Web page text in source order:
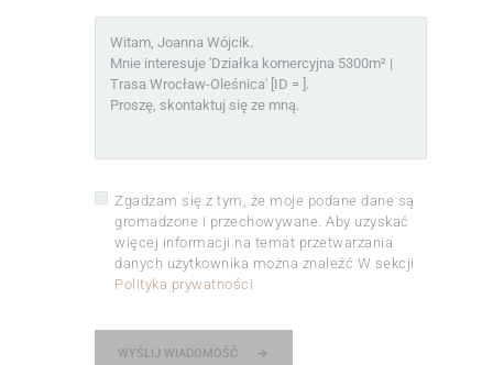
Zgadzam się z tym, że moje podane dane są
gromadzone i przechowywane. Aby uzyskać
więcej informacji na temat przetwarzania
danych użytkownika można znaleźć W sekcji
Polityka prywatności
WYŚLIJ WIADOMOŚĆ